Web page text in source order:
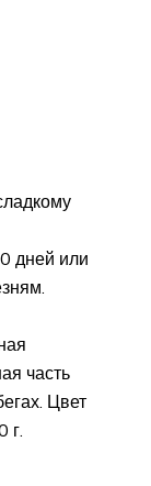
дней или
часть
Цвет
г.